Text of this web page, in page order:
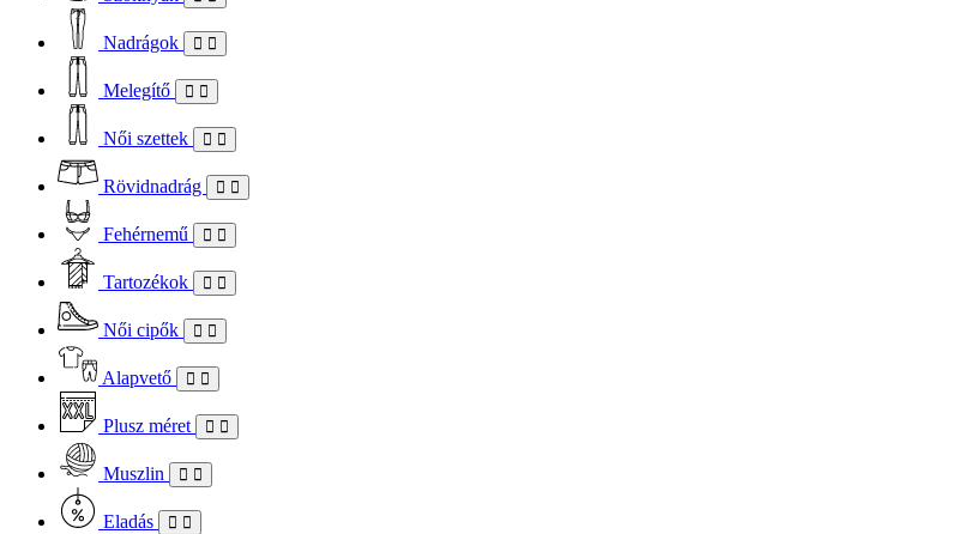
Nadrágok
Melegítő
Női szettek
Rövidnadrág
Fehérnemű
Tartozékok
Női cipők
Alapvető
Plusz méret
Muszlin
Eladás